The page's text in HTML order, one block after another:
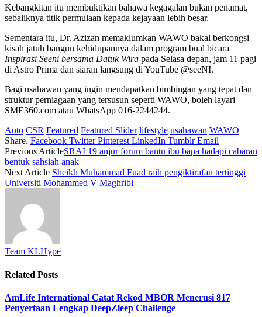
Kebangkitan itu membuktikan bahawa kegagalan bukan penamat,
sebaliknya titik permulaan kepada kejayaan lebih besar.
Sementara itu, Dr. Azizan memaklumkan WAWO bakal berkongsi
kisah jatuh bangun kehidupannya dalam program bual bicara
Inspirasi Seeni bersama Datuk Wira pada Selasa depan, jam 11 pagi
di Astro Prima dan siaran langsung di YouTube @seeNI.
Bagi usahawan yang ingin mendapatkan bimbingan yang tepat dan
struktur perniagaan yang tersusun seperti WAWO, boleh layari
SME360.com atau WhatsApp 016-2244244.
Auto CSR Featured Featured Slider lifestyle usahawan WAWO
Share. Facebook Twitter Pinterest LinkedIn Tumblr Email
Previous ArticleSRAI 19 anjur forum bantu ibu bapa hadapi cabaran
bentuk sahsiah anak
Next Article Sheikh Muhammad Fuad raih pengiktirafan tertinggi
Universiti Mohammed V Maghribi
Team KLHype
Related Posts
AmLife International Catat Rekod MBOR Menerusi 817
Penyertaan Lengkap DeepZleep Challenge